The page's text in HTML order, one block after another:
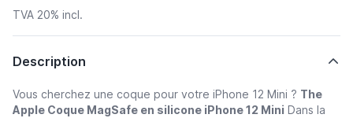
TVA 20% incl.
Description
Vous cherchez une coque pour votre iPhone 12 Mini ? The
Apple Coque MagSafe en silicone iPhone 12 Mini Dans la